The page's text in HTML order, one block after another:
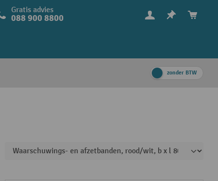
Gratis advies
088 900 8800
zonder BTW